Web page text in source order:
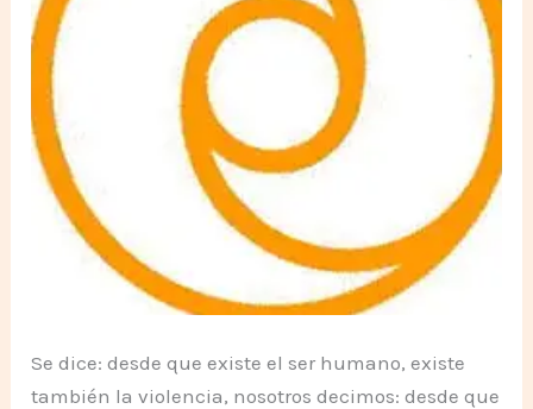
Se dice: desde que existe el ser humano, existe
también la violencia, nosotros decimos: desde que